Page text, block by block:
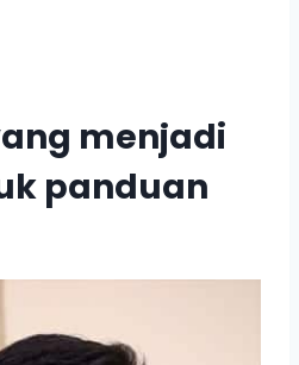
menjadi
panduan